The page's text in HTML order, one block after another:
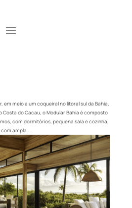
em meio a um coqueiral no litoral sul da Bahia,
do Cacau, o Modular Bahia é composto
com dormitórios, pequena sala e cozinha,
ampla...